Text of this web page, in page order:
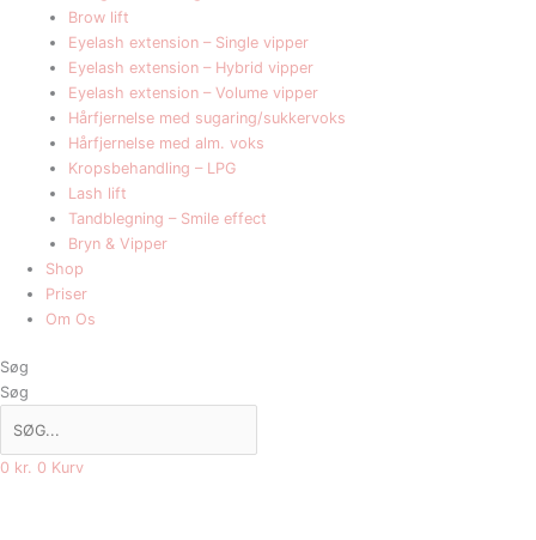
Brow lift
Eyelash extension – Single vipper
Eyelash extension – Hybrid vipper
Eyelash extension – Volume vipper
Hårfjernelse med sugaring/sukkervoks
Hårfjernelse med alm. voks
Kropsbehandling – LPG
Lash lift
Tandblegning – Smile effect
Bryn & Vipper
Shop
Priser
Om Os
Søg
Søg
0 kr. 0 Kurv